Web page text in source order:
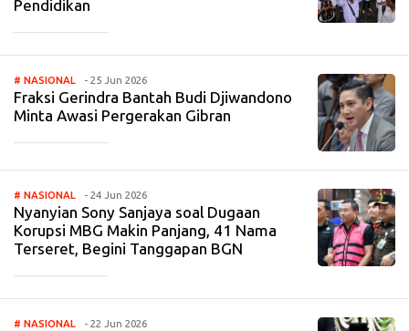
Pendidikan
# NASIONAL - 25 Jun 2026
Fraksi Gerindra Bantah Budi Djiwandono
Minta Awasi Pergerakan Gibran
# NASIONAL - 24 Jun 2026
Nyanyian Sony Sanjaya soal Dugaan
Korupsi MBG Makin Panjang, 41 Nama
Terseret, Begini Tanggapan BGN
# NASIONAL - 22 Jun 2026